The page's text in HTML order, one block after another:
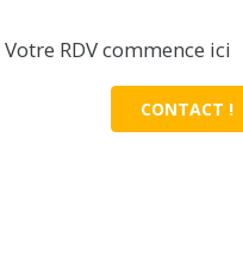
Votre RDV commence ici
CONTACT !